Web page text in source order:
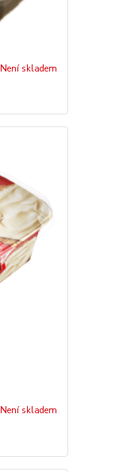
Není skladem
Není skladem